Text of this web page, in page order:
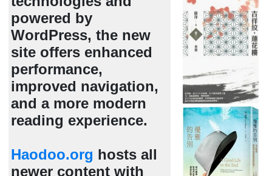
powered by
WordPress, the new
site offers enhanced
performance,
improved navigation,
and a more modern
reading experience.
Haodoo.org hosts all
newer content with